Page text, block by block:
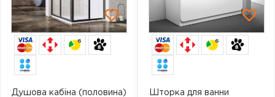
6
Душова кабіна (половина)
6
Шторка для ванни